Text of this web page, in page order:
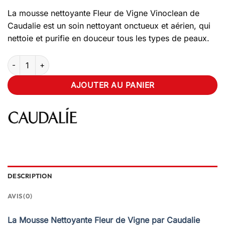
La mousse nettoyante Fleur de Vigne Vinoclean de
Caudalie est un soin nettoyant onctueux et aérien, qui
nettoie et purifie en douceur tous les types de peaux.
quantité de Caudalie Vinoclean Mousse Nettoyante Fleur de
AJOUTER AU PANIER
DESCRIPTION
AVIS (0)
La Mousse Nettoyante Fleur de Vigne par Caudalie